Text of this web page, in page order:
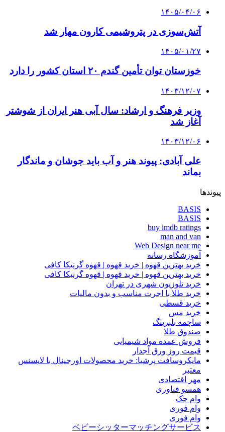
۱۴۰۵/۰۴/۰۶
آتش‌سوزی در پتروشیمی کارون مهار شد
۱۴۰۵/۰۱/۲۷
خوزستان توان تأمین گندم ۲۰ استان کشور را دارد
۱۴۰۳/۱۲/۰۷
وزیر فرهنگ و ارشاد: سال آبی هنر ایران از شوشتر
آغاز شد
۱۴۰۳/۱۲/۰۶
علی آبادی: پیوند هنر و آب باید جوشان و ماندگار
بماند
پیوندها
BASIS
BASIS
buy imdb ratings
man and van
Web Design near me
آموزشگاه رسانه
خرید بهترین قهوه | خرید قهوه | قهوه گرنیکا کافی
خرید بهترین قهوه | خرید قهوه | قهوه گرنیکا کافی
خرید تلوزیون شهری در تهران
خرید طلا با اجرت مناسب و بدون مالیات
خرید قسطی
خرید مس
ساچمه بلبرینگ
صندوق طلا
فروش عمده مواد شیمیایی
قیمت روز ورق آجدار
مایکروسافت پرشیا: خرید محصولات اورجینال با لایسنس
معتبر
مهر اقتصادی
همسو فناوری
وام چک
وام فوری
وام فوری
ベビーシッターマッチングサービス